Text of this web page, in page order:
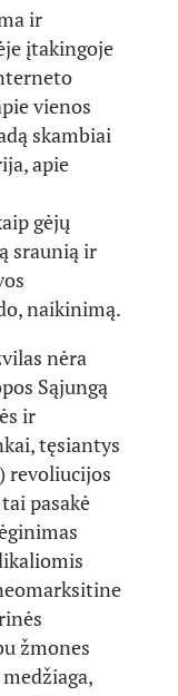
ir
įtakingoje
vienos
skambiai
apie
gėjų
sraunią ir
naikinimą.
nėra
Sąjungą
ir
tęsiantys
revoliucijos
pasakė
žmones